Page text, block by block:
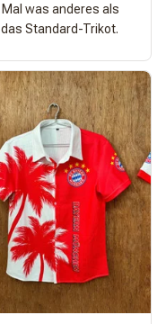
Mal was anderes als
das Standard-Trikot.